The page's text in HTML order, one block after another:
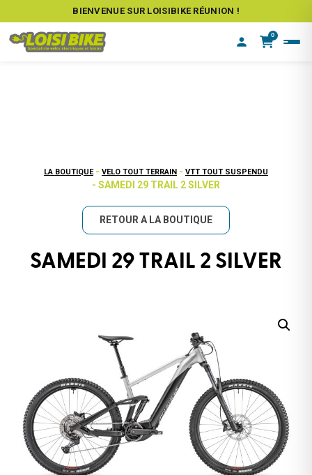
BIENVENUE SUR LOISIBIKE RÉUNION !
0
LA BOUTIQUE - VELO TOUT TERRAIN - VTT TOUT SUSPENDU
- SAMEDI 29 TRAIL 2 SILVER
RETOUR A LA BOUTIQUE
SAMEDI 29 TRAIL 2 SILVER